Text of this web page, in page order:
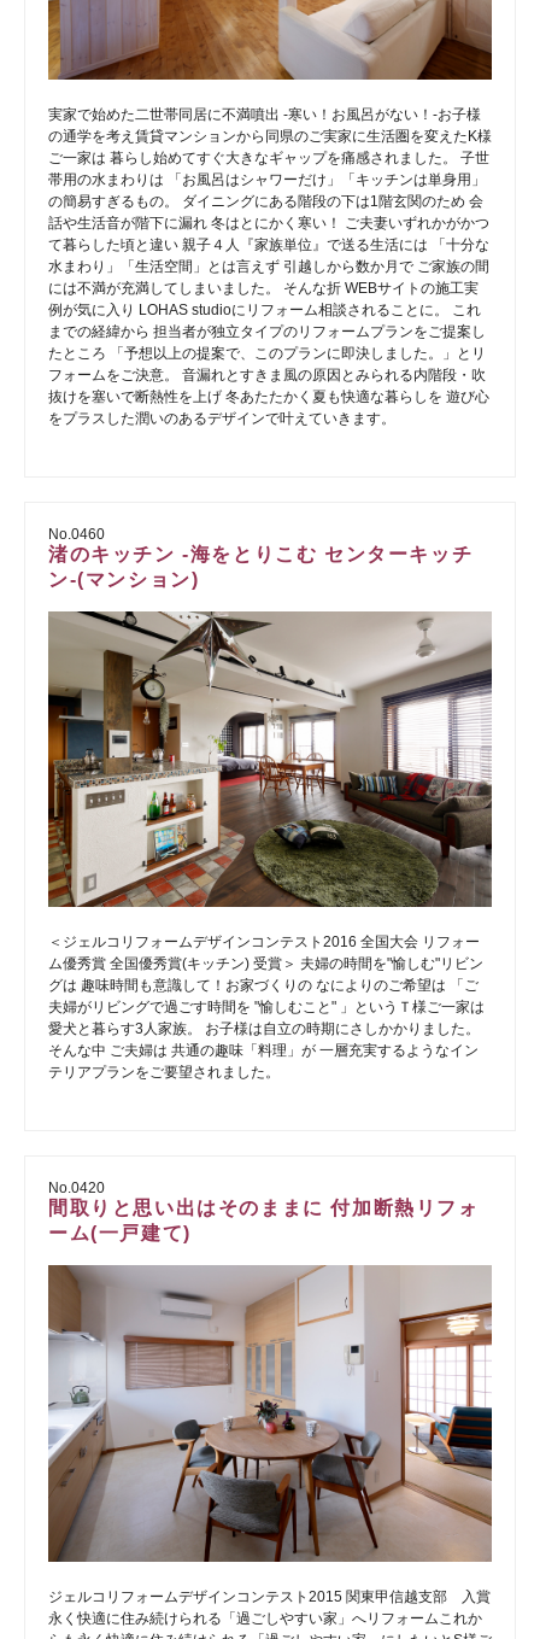
実家で始めた二世帯同居に不満噴出 -寒い！お風呂がない！-お子様
の通学を考え賃貸マンションから同県のご実家に生活圏を変えたK様
ご一家は 暮らし始めてすぐ大きなギャップを痛感されました。 子世
帯用の水まわりは 「お風呂はシャワーだけ」「キッチンは単身用」
の簡易すぎるもの。 ダイニングにある階段の下は1階玄関のため 会
話や生活音が階下に漏れ 冬はとにかく寒い！ ご夫妻いずれかがかつ
て暮らした頃と違い 親子４人『家族単位』で送る生活には 「十分な
水まわり」「生活空間」とは言えず 引越しから数か月で ご家族の間
には不満が充満してしまいました。 そんな折 WEBサイトの施工実
例が気に入り LOHAS studioにリフォーム相談されることに。 これ
までの経緯から 担当者が独立タイプのリフォームプランをご提案し
たところ 「予想以上の提案で、このプランに即決しました。」とリ
フォームをご決意。 音漏れとすきま風の原因とみられる内階段・吹
抜けを塞いで断熱性を上げ 冬あたたかく夏も快適な暮らしを 遊び心
をプラスした潤いのあるデザインで叶えていきます。
No.0460
渚のキッチン -海をとりこむ センターキッチ
ン-(マンション)
＜ジェルコリフォームデザインコンテスト2016 全国大会 リフォー
ム優秀賞 全国優秀賞(キッチン) 受賞＞ 夫婦の時間を"愉しむ"リビン
グは 趣味時間も意識して！お家づくりの なによりのご希望は 「ご
夫婦がリビングで過ごす時間を "愉しむこと" 」というＴ様ご一家は
愛犬と暮らす3人家族。 お子様は自立の時期にさしかかりました。
そんな中 ご夫婦は 共通の趣味「料理」が 一層充実するようなイン
テリアプランをご要望されました。
No.0420
間取りと思い出はそのままに 付加断熱リフォ
ーム(一戸建て)
ジェルコリフォームデザインコンテスト2015 関東甲信越支部 入賞
永く快適に住み続けられる「過ごしやすい家」へリフォームこれか